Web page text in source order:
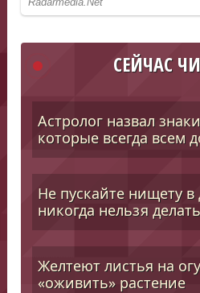
СЕЙЧАС
Астролог назвал
которые всегда всем
Не пускайте нищету в
никогда нельзя
Желтеют листья на
«оживить» растение